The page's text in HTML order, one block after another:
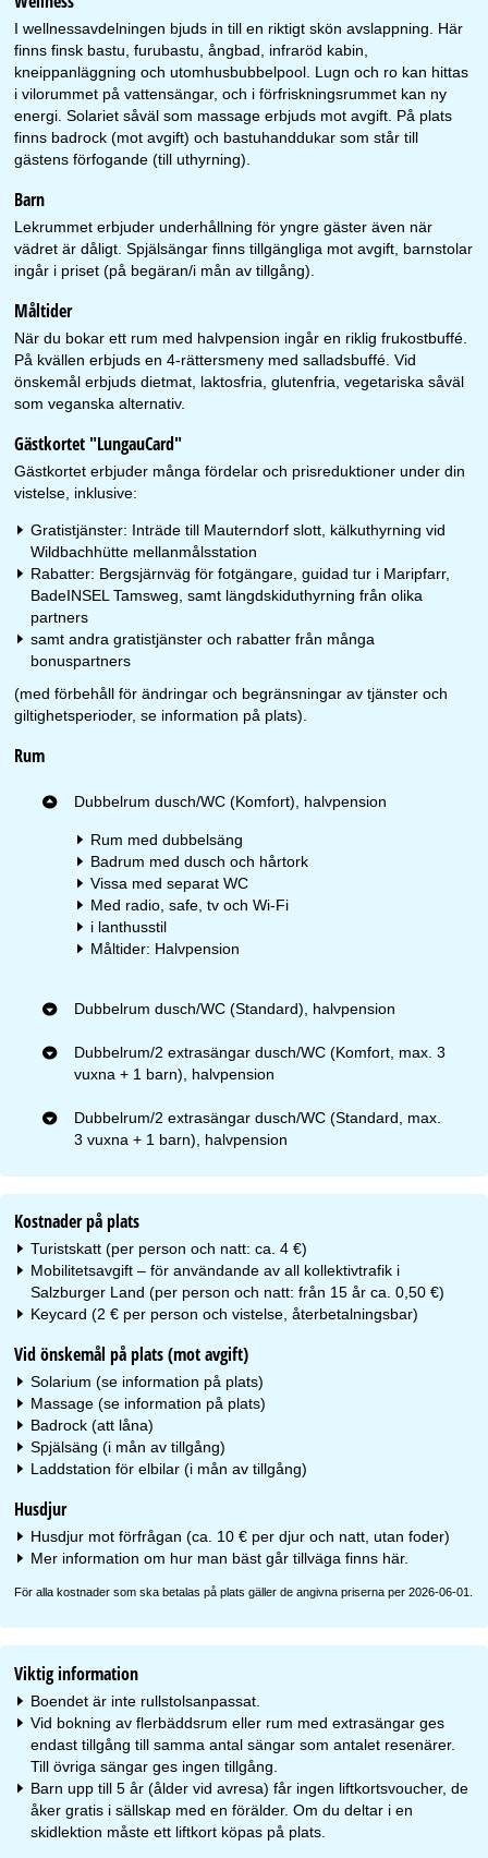
I wellnessavdelningen bjuds in till en riktigt skön avslappning. Här
finns finsk bastu, furubastu, ångbad, infraröd kabin,
kneippanläggning och utomhusbubbelpool. Lugn och ro kan hittas
i vilorummet på vattensängar, och i förfriskningsrummet kan ny
energi. Solariet såväl som massage erbjuds mot avgift. På plats
finns badrock (mot avgift) och bastuhanddukar som står till
gästens förfogande (till uthyrning).
Barn
Lekrummet erbjuder underhållning för yngre gäster även när
vädret är dåligt. Spjälsängar finns tillgängliga mot avgift, barnstolar
ingår i priset (på begäran/i mån av tillgång).
Måltider
När du bokar ett rum med halvpension ingår en riklig frukostbuffé.
På kvällen erbjuds en 4-rättersmeny med salladsbuffé. Vid
önskemål erbjuds dietmat, laktosfria, glutenfria, vegetariska såväl
som veganska alternativ.
Gästkortet "LungauCard"
Gästkortet erbjuder många fördelar och prisreduktioner under din
vistelse, inklusive:
Gratistjänster: Inträde till Mauterndorf slott, kälkuthyrning vid
Wildbachhütte mellanmålsstation
Rabatter: Bergsjärnväg för fotgängare, guidad tur i Maripfarr,
BadeINSEL Tamsweg, samt längdskiduthyrning från olika
partners
samt andra gratistjänster och rabatter från många
bonuspartners
(med förbehåll för ändringar och begränsningar av tjänster och
giltighetsperioder, se information på plats).
Rum
Dubbelrum dusch/WC (Komfort), halvpension
Rum med dubbelsäng
Badrum med dusch och hårtork
Vissa med separat WC
Med radio, safe, tv och Wi-Fi
i lanthusstil
Måltider: Halvpension
Dubbelrum dusch/WC (Standard), halvpension
Dubbelrum/2 extrasängar dusch/WC (Komfort, max. 3
vuxna + 1 barn), halvpension
Dubbelrum/2 extrasängar dusch/WC (Standard, max.
3 vuxna + 1 barn), halvpension
Kostnader på plats
Turistskatt (per person och natt: ca. 4 €)
Mobilitetsavgift – för användande av all kollektivtrafik i
Salzburger Land (per person och natt: från 15 år ca. 0,50 €)
Keycard (2 € per person och vistelse, återbetalningsbar)
Vid önskemål på plats (mot avgift)
Solarium (se information på plats)
Massage (se information på plats)
Badrock (att låna)
Spjälsäng (i mån av tillgång)
Laddstation för elbilar (i mån av tillgång)
Husdjur
Husdjur mot förfrågan (ca. 10 € per djur och natt, utan foder)
Mer information om hur man bäst går tillväga finns här.
För alla kostnader som ska betalas på plats gäller de angivna priserna per 2026-06-01.
Viktig information
Boendet är inte rullstolsanpassat.
Vid bokning av flerbäddsrum eller rum med extrasängar ges
endast tillgång till samma antal sängar som antalet resenärer.
Till övriga sängar ges ingen tillgång.
Barn upp till 5 år (ålder vid avresa) får ingen liftkortsvoucher, de
åker gratis i sällskap med en förälder. Om du deltar i en
skidlektion måste ett liftkort köpas på plats.